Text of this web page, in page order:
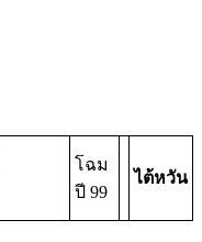
โฉม
ปี 99
ไต้หวัน